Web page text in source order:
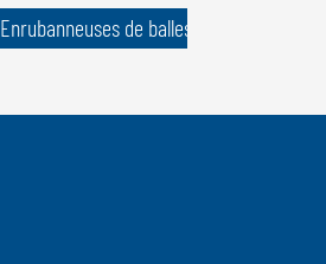
Enrubanneuses de balles carrées